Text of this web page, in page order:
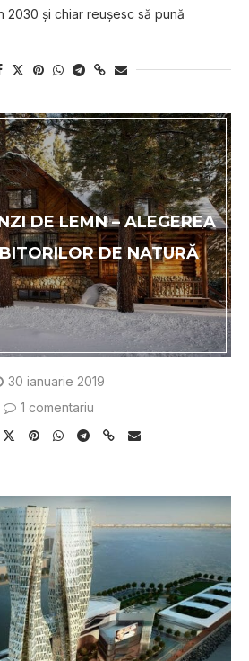
2030 şi chiar reuşesc să pună
DE LEMN – ALEGEREA
DE NATURĂ
30 ianuarie 2019
1 comentariu